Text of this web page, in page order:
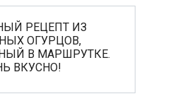
РЕЦЕПТ ИЗ
ОГУРЦОВ,
В МАРШРУТКЕ.
ВКУСНО!